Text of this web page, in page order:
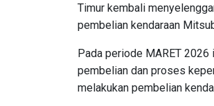
Timur kembali
pembelian kendaraan
Pada periode MARET 2026
pembelian dan proses
melakukan pembelian